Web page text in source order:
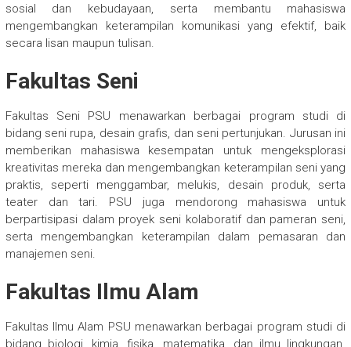
sosial dan kebudayaan, serta membantu mahasiswa
mengembangkan keterampilan komunikasi yang efektif, baik
secara lisan maupun tulisan.
Fakultas Seni
Fakultas Seni PSU menawarkan berbagai program studi di
bidang seni rupa, desain grafis, dan seni pertunjukan. Jurusan ini
memberikan mahasiswa kesempatan untuk mengeksplorasi
kreativitas mereka dan mengembangkan keterampilan seni yang
praktis, seperti menggambar, melukis, desain produk, serta
teater dan tari. PSU juga mendorong mahasiswa untuk
berpartisipasi dalam proyek seni kolaboratif dan pameran seni,
serta mengembangkan keterampilan dalam pemasaran dan
manajemen seni.
Fakultas Ilmu Alam
Fakultas Ilmu Alam PSU menawarkan berbagai program studi di
bidang biologi, kimia, fisika, matematika, dan ilmu lingkungan.